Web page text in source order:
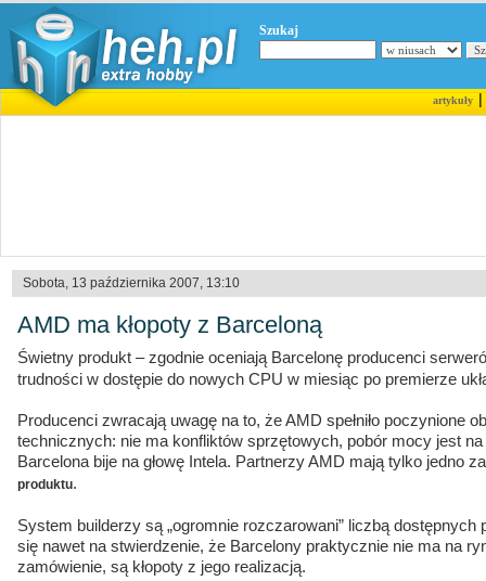
Szukaj
artykuły|
Sobota, 13 października 2007, 13:10
AMD ma kłopoty z Barceloną
Świetny produkt – zgodnie oceniają Barcelonę producenci
trudności w dostępie do nowych CPU w miesiąc po premierze
Producenci zwracają uwagę na to, że AMD spełniło poczynione
technicznych: nie ma konfliktów sprzętowych, pobór mocy jest
Barcelona bije na głowę Intela. Partnerzy AMD mają tylko jedno
produktu.
System builderzy są „ogromnie rozczarowani” liczbą
się nawet na stwierdzenie, że Barcelony praktycznie nie ma na
zamówienie, są kłopoty z jego realizacją.